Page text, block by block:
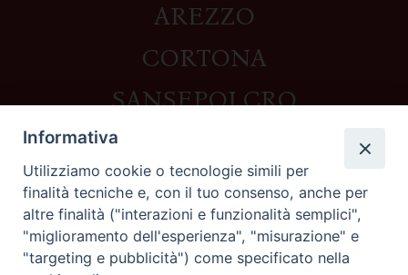
AREZZO
CORTONA
SANSEPOLCRO
Contatti
Piazza del Duomo,1 - 52100 Arezzo
segreteria@diocesi.arezzo.it
Informativa privacy
Informativa
Utilizziamo cookie o tecnologie simili per
finalità tecniche e, con il tuo consenso, anche per
altre finalità ("interazioni e funzionalità semplici",
"miglioramento dell'esperienza", "misurazione" e
"targeting e pubblicità") come specificato nella